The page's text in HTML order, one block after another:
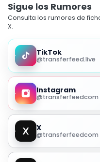
Sigue los Rumores
Consulta los rumores de
X.
TikTok
@transferfeed.live
Instagram
@transferfeedcom
X
@transferfeedcom